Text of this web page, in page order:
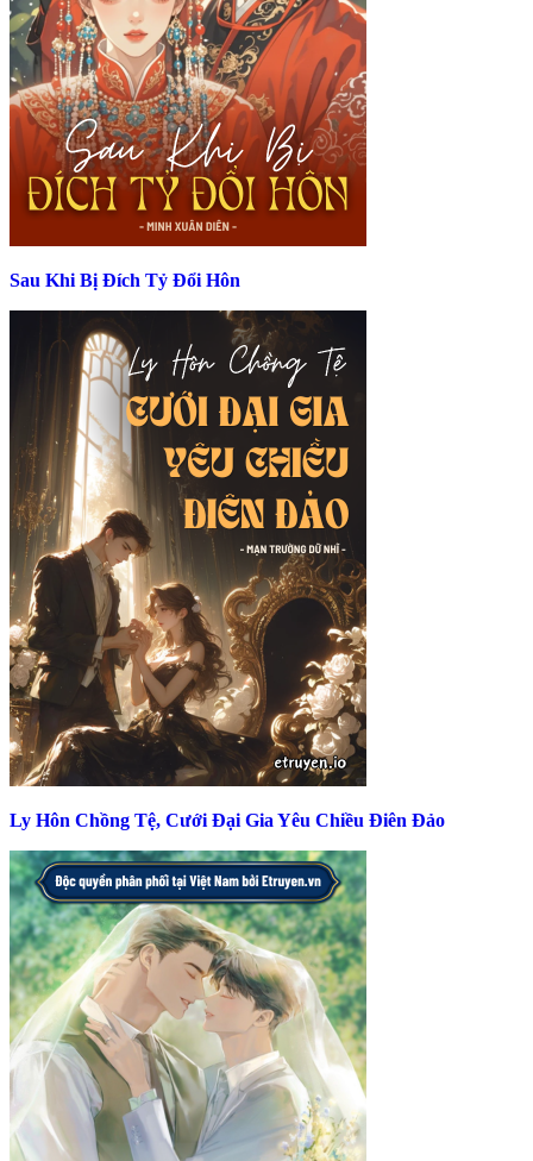
Sau Khi Bị Đích Tỷ Đổi Hôn
Ly Hôn Chồng Tệ, Cưới Đại Gia Yêu Chiều Điên Đảo